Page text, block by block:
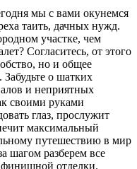
мы с вами окунемся
таить, дачных нужд.
участке, чем
Согласитесь, от этого
но и общее
о шатких
и неприятных
своими руками
глаз, прослужит
максимальный
путешествию в мир
шагом разберем все
финишной отделки.